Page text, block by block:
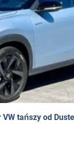
tańszy od